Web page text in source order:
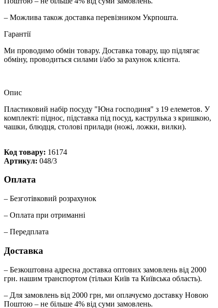
– Можлива також доставка перевізником Укрпошта.
Гарантії
Ми проводимо обмін товару. Доставка товару, що підлягає
обміну, проводиться силами і/або за рахунок клієнта.
Опис
Пластиковий набір посуду "Юна господиня" з 19 елеметов. У
комплекті: піднос, підставка під посуд, каструлька з кришкою,
чашки, блюдця, столові прилади (ножі, ложки, вилки).
Код товару: 16174
Артикул: 048/3
Оплата
– Безготівковий розрахунок
– Оплата при отриманні
– Передплата
Доставка
– Безкоштовна адресна доставка оптових замовлень від 2000
грн. нашим транспортом (тільки Київ та Київська область).
– Для замовлень від 2000 грн, ми оплачуємо доставку Новою
Поштою – не більше 4% від суми замовлень.